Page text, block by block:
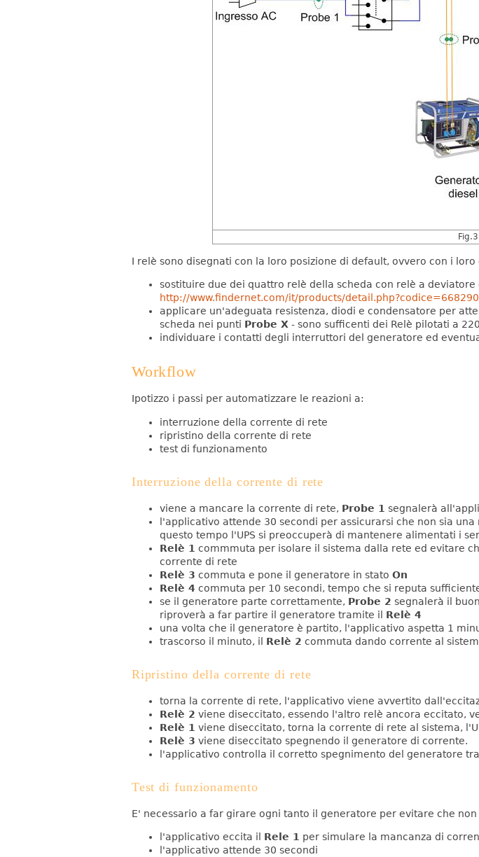
I relè sono disegnati con la loro posizione di default, ovvero con i
sostituire due dei quattro relè della scheda con relè a
http://www.findernet.com/it/products/
applicare un'adeguata resistenza, diodi e condensatore per
scheda nei punti Probe X - sono sufficenti dei Relè pilotati a
individuare i contatti degli interruttori del generatore ed
Workflow
Ipotizzo i passi per automatizzare le reazioni a:
interruzione della corrente di rete
ripristino della corrente di rete
test di funzionamento
Interruzione della corrente di rete
viene a mancare la corrente di rete, Probe 1 segnalerà
l'applicativo attende 30 secondi per assicurarsi che non sia
questo tempo l'UPS si preoccuperà di mantenere alimentati i
Relè 1 commmuta per isolare il sistema dalla rete ed evitare
corrente di rete
Relè 3 commuta e pone il generatore in stato On
Relè 4 commuta per 10 secondi, tempo che si reputa
se il generatore parte correttamente, Probe 2 segnalerà il
riproverà a far partire il generatore tramite il Relè 4
una volta che il generatore è partito, l'applicativo aspetta 1
trascorso il minuto, il Relè 2 commuta dando corrente al
Ripristino della corrente di rete
torna la corrente di rete, l'applicativo viene avvertito
Relè 2 viene diseccitato, essendo l'altro relè ancora eccitato,
Relè 1 viene diseccitato, torna la corrente di rete al sistema,
Relè 3 viene diseccitato spegnendo il generatore di corrente.
l'applicativo controlla il corretto spegnimento del generatore
Test di funzionamento
E' necessario a far girare ogni tanto il generatore per evitare che
l'applicativo eccita il Rele 1 per simulare la mancanza di
l'applicativo attende 30 secondi